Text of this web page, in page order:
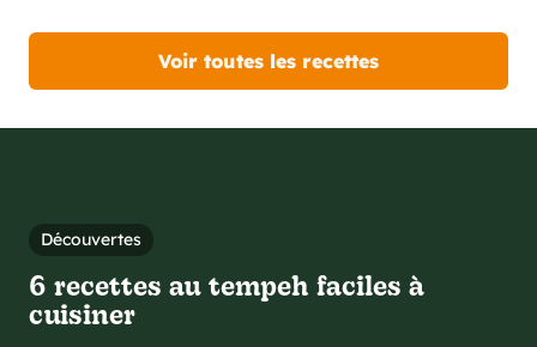
Voir toutes les recettes
Découvertes
6 recettes au tempeh faciles à
cuisiner